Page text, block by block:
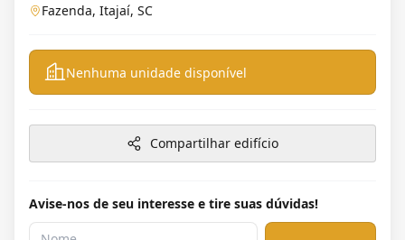
Fazenda, Itajaí, SC
Nenhuma unidade disponível
Compartilhar edifício
Avise-nos de seu interesse e tire suas dúvidas!